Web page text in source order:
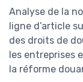
Analyse de la
ligne d’article
des droits de
les entreprises
la réforme